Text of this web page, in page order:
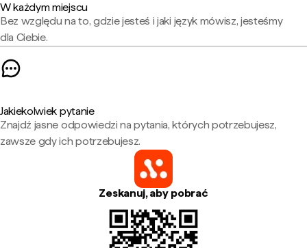
W każdym miejscu
Bez względu na to, gdzie jesteś i jaki język mówisz, jesteśmy
dla Ciebie.
Jakiekolwiek pytanie
Znajdź jasne odpowiedzi na pytania, których potrzebujesz,
zawsze gdy ich potrzebujesz.
Zeskanuj, aby pobrać